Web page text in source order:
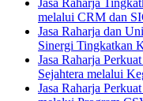
Jasa Raharja
melalui CRM dan
Jasa Raharja dan
Sinergi Tingkatkan
Jasa Raharja
Sejahtera melalui
Jasa Raharja